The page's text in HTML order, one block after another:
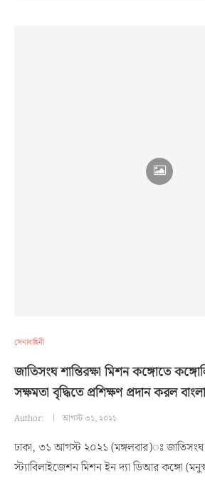
সেনাবাহিনী
জাতিসংঘ শান্তিরক্ষা মিশন কঙ্গোতে
সক্ষমতা বৃদ্ধিতে প্রশিক্ষণ প্রদান করল
Author: আগস্ট ৩১, ২০২১
ঢাকা, ৩১ আগস্ট ২০২১ (মঙ্গলবার)ঃ জাতিসংঘ
স্ট্যাবিলাইজেশন মিশন ইন দ্যা ডিআর কঙ্গো